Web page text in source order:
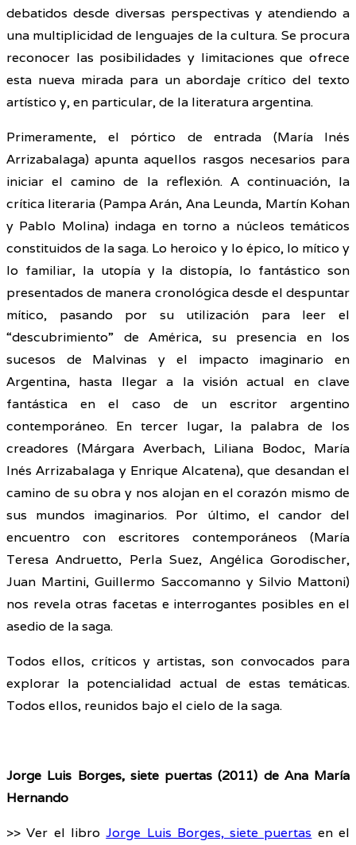
debatidos desde diversas perspectivas y atendiendo a
una multiplicidad de lenguajes de la cultura. Se procura
reconocer las posibilidades y limitaciones que ofrece
esta nueva mirada para un abordaje crítico del texto
artístico y, en particular, de la literatura argentina.
Primeramente, el pórtico de entrada (María Inés
Arrizabalaga) apunta aquellos rasgos necesarios para
iniciar el camino de la reflexión. A continuación, la
crítica literaria (Pampa Arán, Ana Leunda, Martín Kohan
y Pablo Molina) indaga en torno a núcleos temáticos
constituidos de la saga. Lo heroico y lo épico, lo mítico y
lo familiar, la utopía y la distopía, lo fantástico son
presentados de manera cronológica desde el despuntar
mítico, pasando por su utilización para leer el
“descubrimiento” de América, su presencia en los
sucesos de Malvinas y el impacto imaginario en
Argentina, hasta llegar a la visión actual en clave
fantástica en el caso de un escritor argentino
contemporáneo. En tercer lugar, la palabra de los
creadores (Márgara Averbach, Liliana Bodoc, María
Inés Arrizabalaga y Enrique Alcatena), que desandan el
camino de su obra y nos alojan en el corazón mismo de
sus mundos imaginarios. Por último, el candor del
encuentro con escritores contemporáneos (María
Teresa Andruetto, Perla Suez, Angélica Gorodischer,
Juan Martini, Guillermo Saccomanno y Silvio Mattoni)
nos revela otras facetas e interrogantes posibles en el
asedio de la saga.
Todos ellos, críticos y artistas, son convocados para
explorar la potencialidad actual de estas temáticas.
Todos ellos, reunidos bajo el cielo de la saga.
Jorge Luis Borges, siete puertas (2011) de Ana María
Hernando
>> Ver el libroJorge Luis Borges, siete puertas en el